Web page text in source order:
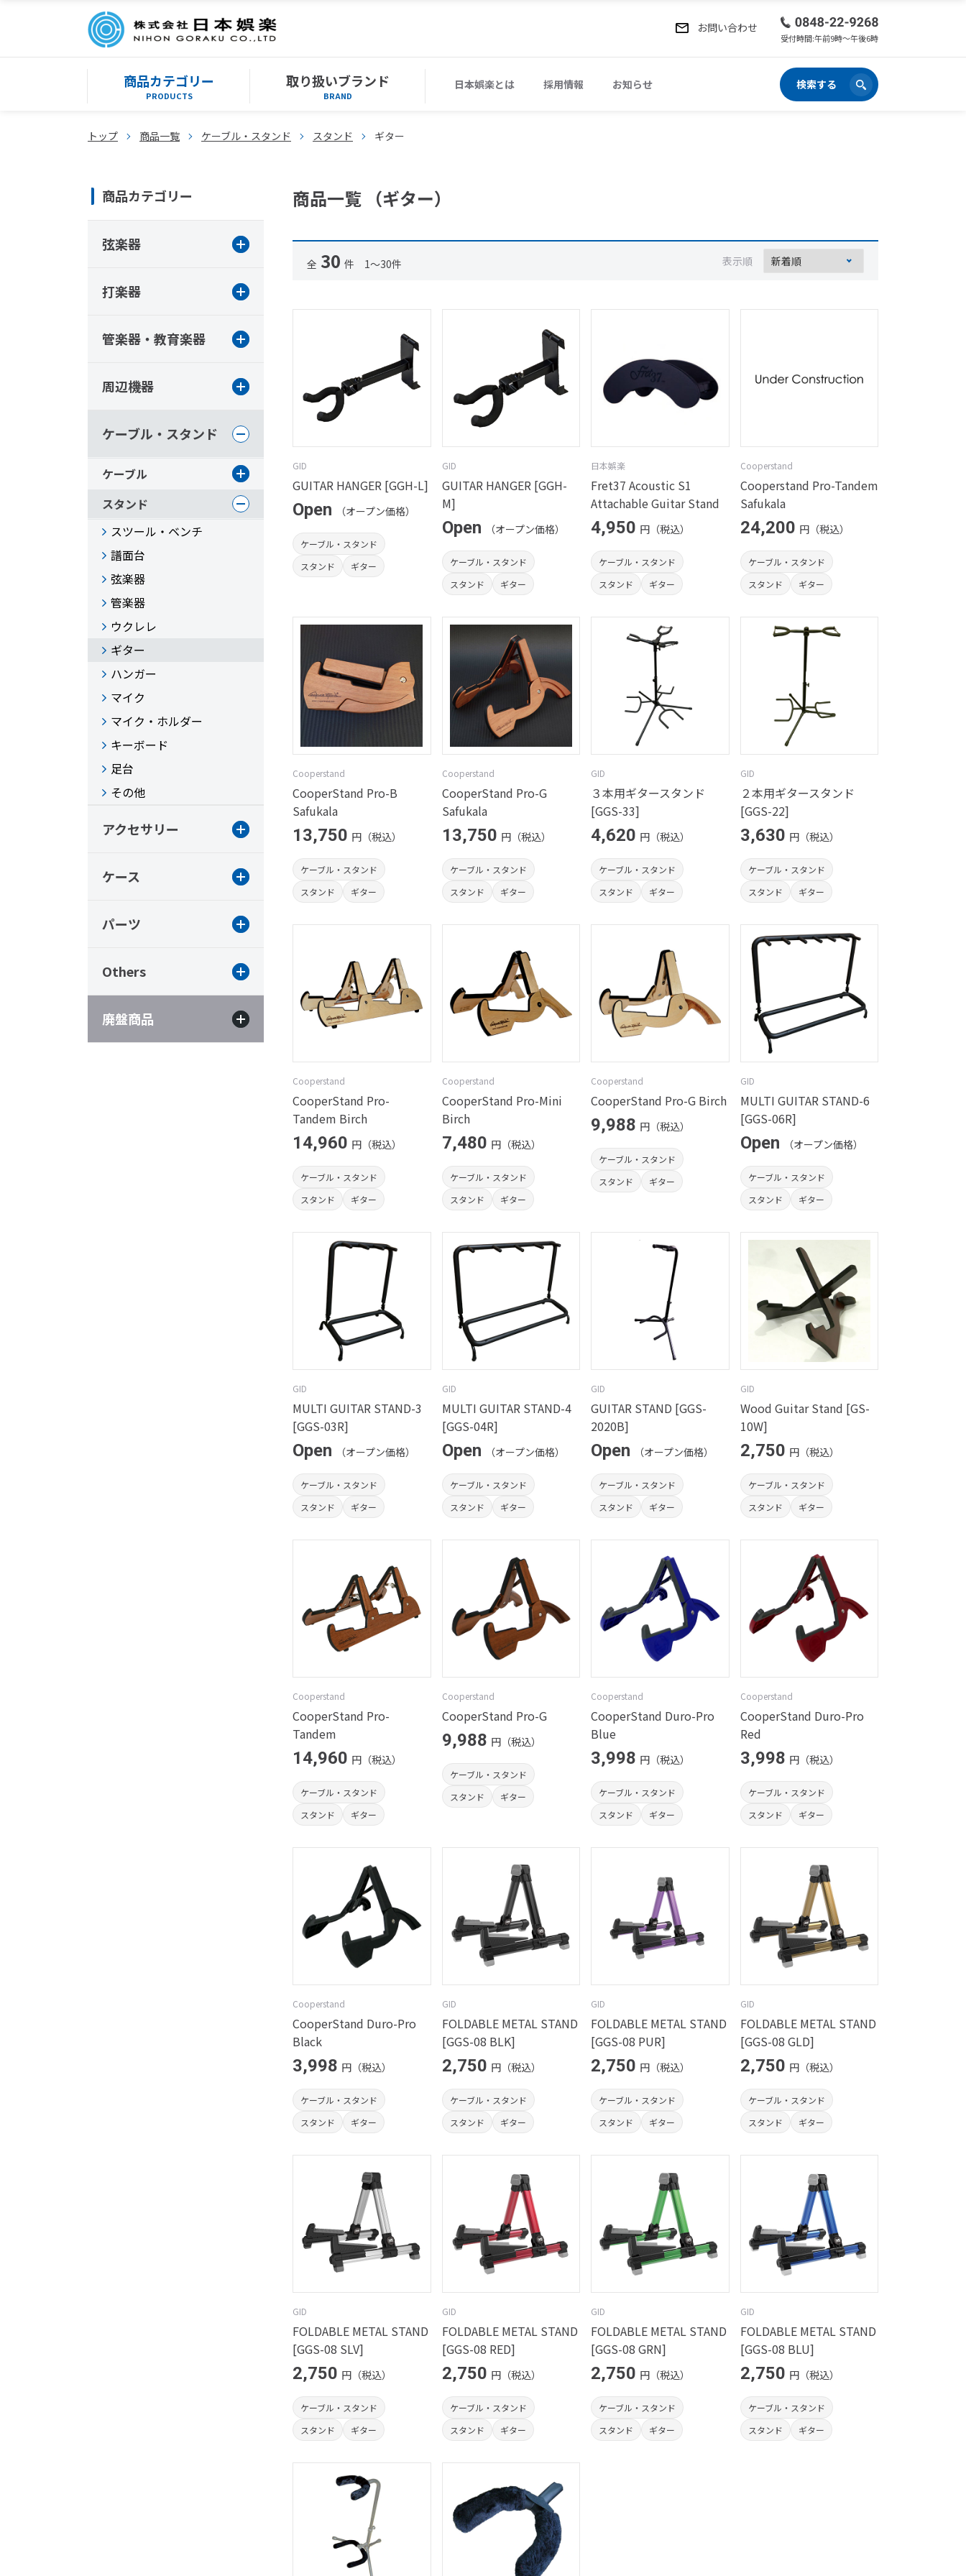
お問い合わせ
受付時間:午前9時〜午後6時
商品カテゴリー
PRODUCTS
取り扱いブランド
BRAND
日本娯楽とは 採用情報 お知らせ 検索する
トップ 商品一覧 ケーブル・スタンド スタンド ギター
商品一覧 （ギター）
全 30 件 1～30件 表示順
GID
GUITAR HANGER [GGH-L]
Open （オープン価格）
ケーブル・スタンド
スタンド
ギター
GID
GUITAR HANGER [GGH-
M]
Open （オープン価格）
ケーブル・スタンド
スタンド
ギター
日本娯楽
Fret37 Acoustic S1
Attachable Guitar Stand
4,950 円（税込）
ケーブル・スタンド
スタンド
ギター
Cooperstand
Cooperstand Pro-Tandem
Safukala
24,200 円（税込）
ケーブル・スタンド
スタンド
ギター
Cooperstand
CooperStand Pro-B
Safukala
13,750 円（税込）
ケーブル・スタンド
スタンド
ギター
Cooperstand
CooperStand Pro-G
Safukala
13,750 円（税込）
ケーブル・スタンド
スタンド
ギター
GID
３本用ギタースタンド
[GGS-33]
4,620 円（税込）
ケーブル・スタンド
スタンド
ギター
GID
２本用ギタースタンド
[GGS-22]
3,630 円（税込）
ケーブル・スタンド
スタンド
ギター
Cooperstand
CooperStand Pro-
Tandem Birch
14,960 円（税込）
ケーブル・スタンド
スタンド
ギター
Cooperstand
CooperStand Pro-Mini
Birch
7,480 円（税込）
ケーブル・スタンド
スタンド
ギター
Cooperstand
CooperStand Pro-G Birch
9,988 円（税込）
ケーブル・スタンド
スタンド
ギター
GID
MULTI GUITAR STAND-6
[GGS-06R]
Open （オープン価格）
ケーブル・スタンド
スタンド
ギター
GID
MULTI GUITAR STAND-3
[GGS-03R]
Open （オープン価格）
ケーブル・スタンド
スタンド
ギター
GID
MULTI GUITAR STAND-4
[GGS-04R]
Open （オープン価格）
ケーブル・スタンド
スタンド
ギター
GID
GUITAR STAND [GGS-
2020B]
Open （オープン価格）
ケーブル・スタンド
スタンド
ギター
GID
Wood Guitar Stand [GS-
10W]
2,750 円（税込）
ケーブル・スタンド
スタンド
ギター
Cooperstand
CooperStand Pro-
Tandem
14,960 円（税込）
ケーブル・スタンド
スタンド
ギター
Cooperstand
CooperStand Pro-G
9,988 円（税込）
ケーブル・スタンド
スタンド
ギター
Cooperstand
CooperStand Duro-Pro
Blue
3,998 円（税込）
ケーブル・スタンド
スタンド
ギター
Cooperstand
CooperStand Duro-Pro
Red
3,998 円（税込）
ケーブル・スタンド
スタンド
ギター
Cooperstand
CooperStand Duro-Pro
Black
3,998 円（税込）
ケーブル・スタンド
スタンド
ギター
GID
FOLDABLE METAL STAND
[GGS-08 BLK]
2,750 円（税込）
ケーブル・スタンド
スタンド
ギター
GID
FOLDABLE METAL STAND
[GGS-08 PUR]
2,750 円（税込）
ケーブル・スタンド
スタンド
ギター
GID
FOLDABLE METAL STAND
[GGS-08 GLD]
2,750 円（税込）
ケーブル・スタンド
スタンド
ギター
GID
FOLDABLE METAL STAND
[GGS-08 SLV]
2,750 円（税込）
ケーブル・スタンド
スタンド
ギター
GID
FOLDABLE METAL STAND
[GGS-08 RED]
2,750 円（税込）
ケーブル・スタンド
スタンド
ギター
GID
FOLDABLE METAL STAND
[GGS-08 GRN]
2,750 円（税込）
ケーブル・スタンド
スタンド
ギター
GID
FOLDABLE METAL STAND
[GGS-08 BLU]
2,750 円（税込）
ケーブル・スタンド
スタンド
ギター
商品カテゴリー
弦楽器
打楽器
管楽器・教育楽器
周辺機器
ケーブル・スタンド
ケーブル
スタンド
スツール・ベンチ
譜面台
弦楽器
管楽器
ウクレレ
ギター
ハンガー
マイク
マイク・ホルダー
キーボード
足台
その他
アクセサリー
ケース
パーツ
Others
廃盤商品